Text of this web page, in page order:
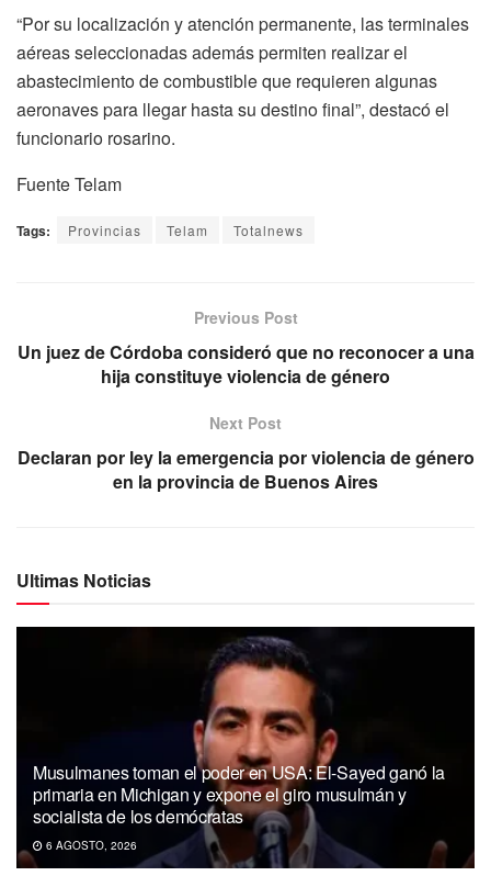
“Por su localización y atención permanente, las terminales
aéreas seleccionadas además permiten realizar el
abastecimiento de combustible que requieren algunas
aeronaves para llegar hasta su destino final”, destacó el
funcionario rosarino.
Fuente Telam
Tags: Provincias Telam Totalnews
Previous Post
Un juez de Córdoba consideró que no reconocer a una
hija constituye violencia de género
Next Post
Declaran por ley la emergencia por violencia de género
en la provincia de Buenos Aires
Ultimas Noticias
Musulmanes toman el poder en USA: El-Sayed ganó la
primaria en Michigan y expone el giro musulmán y
socialista de los demócratas
6 AGOSTO, 2026